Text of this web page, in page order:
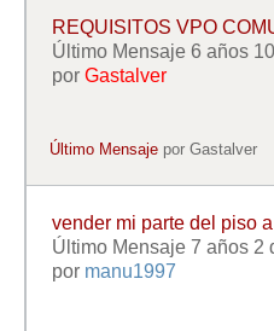
REQUISITOS VPO
Último Mensaje 6 años
por Gastalver
Último Mensaje porGastalver
vender mi parte del piso
Último Mensaje 7 años 2
por manu1997